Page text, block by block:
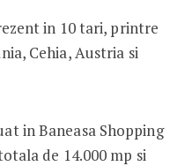
in 10 tari, printre
Cehia, Austria si
in Baneasa Shopping
de 14.000 mp si